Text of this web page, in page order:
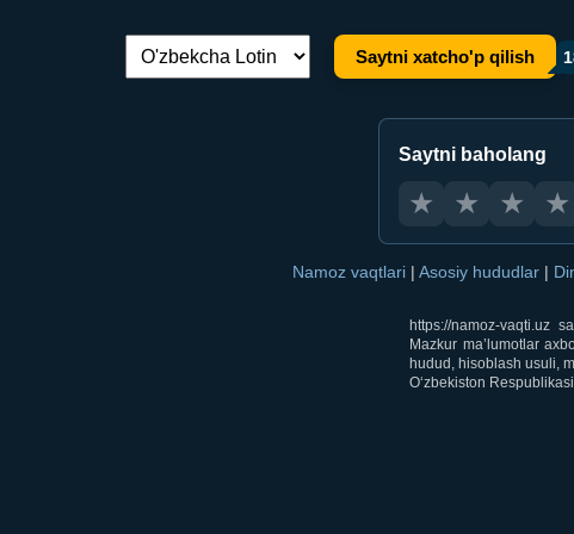
Tilni almashtirish: Saytni xatcho'p qilish
Saytni baholang
★ ★ ★ ★
Namoz vaqtlari | Asosiy hududlar |
https://namoz-vaqti.uz
Mazkur ma’lumotlar
hudud, hisoblash usuli,
O‘zbekiston